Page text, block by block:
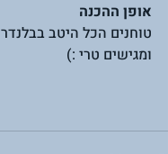
אופן ההכנה
טוחנים הכל היטב בבלנדר
ומגישים טרי :)